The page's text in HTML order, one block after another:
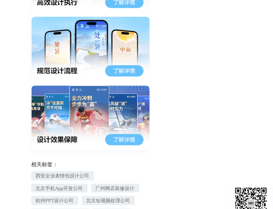
相关标签：
西安企业表情包设计公司
北京手机App开发公司 广州网店装修设计
杭州PPT设计公司 北京短视频处理公司